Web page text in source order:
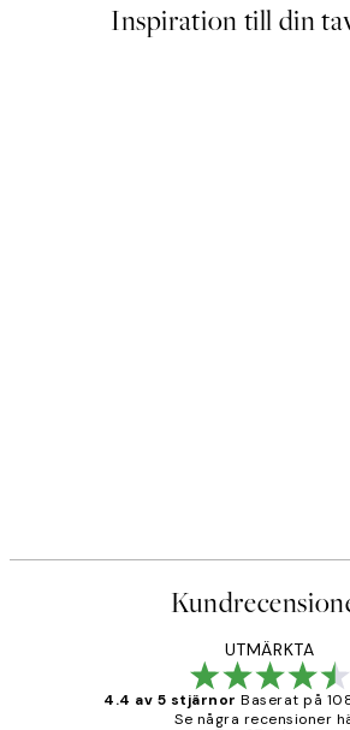
Inspiration till din
UTMÄRKTA
4.4 av 5 stjärnor Baserat på
Se några recensioner